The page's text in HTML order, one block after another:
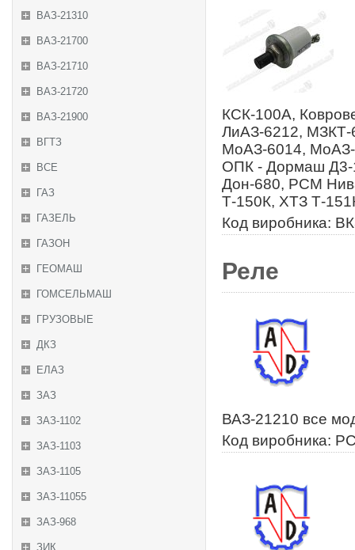
ВАЗ-21310
ВАЗ-21700
ВАЗ-21710
ВАЗ-21720
ВАЗ-21900
ВГТЗ
ВСЕ
ГАЗ
ГАЗЕЛЬ
ГАЗОН
ГЕОМАШ
ГОМСЕЛЬМАШ
ГРУЗОВЫЕ
ДКЗ
ЕЛАЗ
ЗАЗ
ЗАЗ-1102
ЗАЗ-1103
ЗАЗ-1105
ЗАЗ-11055
ЗАЗ-968
ЗИК
КСК-100А,
ЛиАЗ-6212,
МоАЗ-6014,
ОПК - Дормаш
Дон-680, РСМ
Т-150К, ХТЗ Т-
Код виробника:
Реле
ВАЗ-21210 все
Код виробника: